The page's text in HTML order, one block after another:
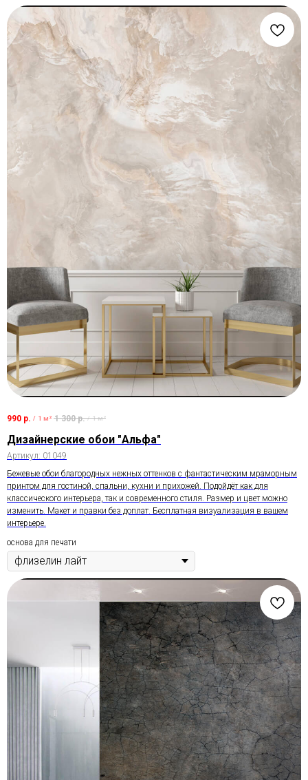
990 р. / 1 м² 1 300 р. / 1 м²
Дизайнерские обои "Альфа"
Артикул: 01049
Бежевые обои благородных нежных оттенков с фантастическим мраморным
принтом для гостиной, спальни, кухни и прихожей. Подойдёт как для
классического интерьера, так и современного стиля. Размер и цвет можно
изменить. Макет и правки без доплат. Бесплатная визуализация в вашем
интерьере.
основа для печати